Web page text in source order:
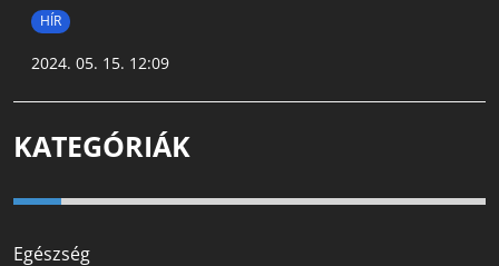
HÍR
2024. 05. 15. 12:09
KATEGÓRIÁK
Egészség